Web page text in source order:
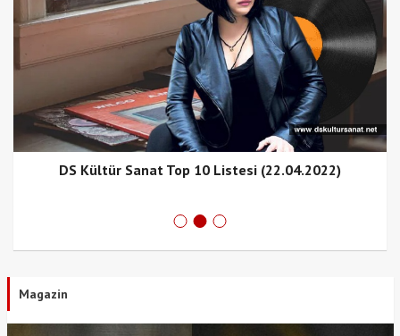
DS Kültür Sanat Top 10 Listesi (22.04.2022)
Magazin